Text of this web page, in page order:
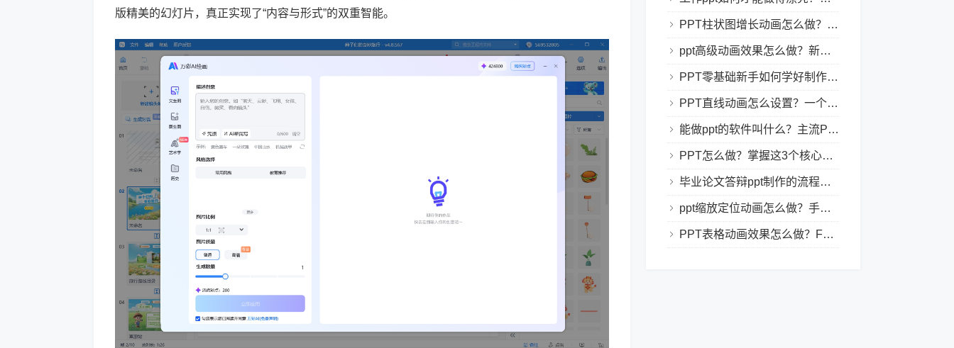
版精美的幻灯片，真正实现了“内容与形式”的双重智能。
PPT柱状图增长动画怎么做？实用的ppt技巧分享给你！
ppt高级动画效果怎么做？新手也能学会的亮眼PPT动画指南
PPT零基础新手如何学好制作PPT？新手入门全攻略
PPT直线动画怎么设置？一个简单的设置技巧
能做ppt的软件叫什么？主流PPT制作软件盘点与选型指南
PPT怎么做？掌握这3个核心制作方法与技巧，新手也能变大神！
毕业论文答辩ppt制作的流程是怎样的？新手零门槛指南
ppt缩放定位动画怎么做？手把手教程，小白也能学会做动态PPT
PPT表格动画效果怎么做？Focusky让你的演示更独特！